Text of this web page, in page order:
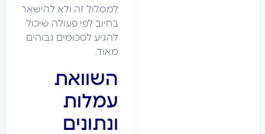
למסלול זה ולא להישאר
בחיוב לפי פעולה שיכול
להגיע לסכומים גבוהים
מאוד.
השוואת
עמלות
ונתונים